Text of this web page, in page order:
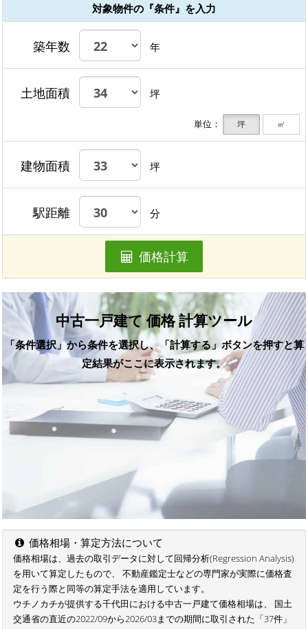
対象物件の『条件』を入力
築年数 年
土地面積 坪
単位： 坪 ㎡
建物面積 坪
駅距離 分
価格計算
中古一戸建て 価格 計算ツール
「条件選択」から条件を選択し、「計算する」ボタンを押すと算
定結果がここに表示されます。
価格相場・算定方法について
価格相場は、過去の取引データに対して回帰分析(Regression Analysis)
を用いて算定したもので、 不動産鑑定士などの専門家が実際に価格査
定を行う際と同等の算定手法を適用しています。
ウチノカチが提供する千代田における中古一戸建て価格相場は、 国土
交通省の直近の2022/09から2026/03までの期間に取引された「37件」